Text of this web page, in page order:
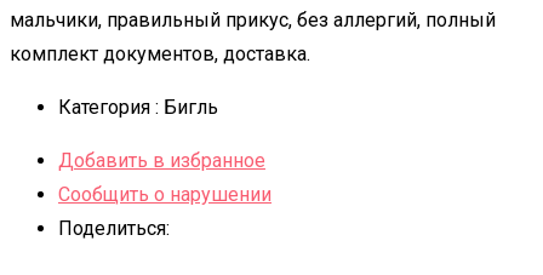
мальчики, правильный прикус, без аллергий, полный
комплект документов, доставка.
Категория : Бигль
Добавить в избранное
Сообщить о нарушении
Поделиться: